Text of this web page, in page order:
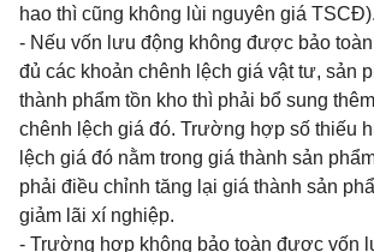
hao thì cũng không lùi nguyên giá TSCĐ).
- Nếu vốn lưu động không được bảo
đủ các khoản chênh lệch giá vật tư, sản
thành phẩm tồn kho thì phải bổ sung
chênh lệch giá đó. Trường hợp số thiếu
lệch giá đó nằm trong giá thành sản
phải điều chỉnh tăng lại giá thành sản
giảm lãi xí nghiệp.
- Trường hợp không bảo toàn được vốn